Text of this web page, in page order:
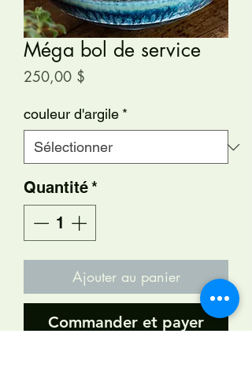
Méga bol de service
250,00 $
couleur d'argile *
Quantité*
Ajouter au panier
Commander et payer